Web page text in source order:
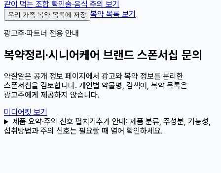
같이 먹는 조합 확인술·음식 주의 보기
우리 가족 복약 목록에 저장 복약 목록 보기
광고주·파트너 전용 안내
복약정리·시니어케어 브랜드 스폰서십 문의
약잘알은 공개 정보 페이지에서 광고와 복약 정보를 분리한
스폰서십을 검토합니다. 개인별 약물명, 검색어, 복약 목록은
광고주에게 제공하지 않습니다.
미디어킷 보기
제품 요약·주의 신호 펼치기 추가 안내: 제품 분류, 주성분, 기능성,
섭취방법과 주의 신호는 필요할 때 열어 확인하세요.